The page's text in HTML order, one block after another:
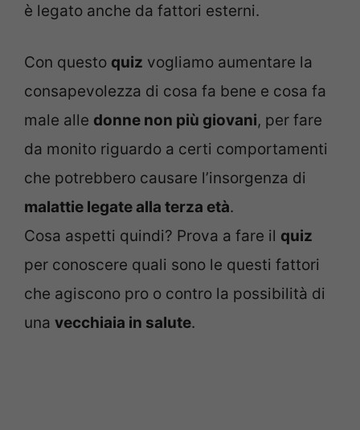
è legato anche da fattori esterni.
Con questo quiz vogliamo aumentare la
consapevolezza di cosa fa bene e cosa fa
male alle donne non più giovani, per fare
da monito riguardo a certi comportamenti
che potrebbero causare l’insorgenza di
malattie legate alla terza età.
Cosa aspetti quindi? Prova a fare il quiz
per conoscere quali sono le questi fattori
che agiscono pro o contro la possibilità di
una vecchiaia in salute.